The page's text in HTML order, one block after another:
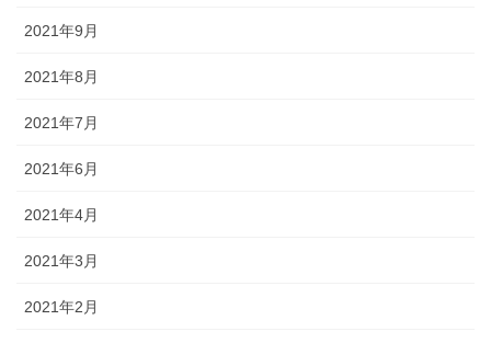
2021年9月
2021年8月
2021年7月
2021年6月
2021年4月
2021年3月
2021年2月